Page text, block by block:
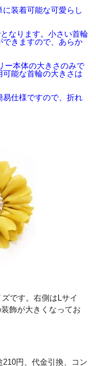
装着可能な可愛らし
なります。小さい首輪
できますので、あらか
ー本体の大きさのみで
能な首輪の大きさは
仕様ですので、折れ
です。右側はLサイ
飾が大きくなってお
210円、代金引換、コン